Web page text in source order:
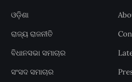
ଓଡ଼ିଶା
ରାଜ୍ୟ ରାଜନୀତି
ବିଧାନସଭା ସମାଚାର
ସଂସଦ ସମାଚାର